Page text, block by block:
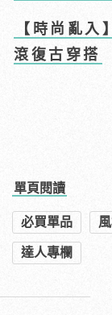
【時尚亂
滾復古穿搭
單頁閱讀
必買單品
達人專欄